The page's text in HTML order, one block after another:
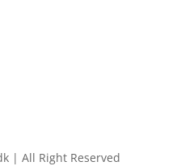
| All Right Reserved